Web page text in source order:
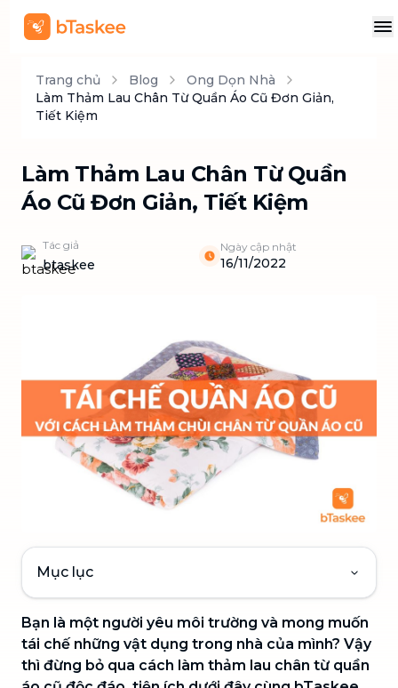
Trang chủ Blog
Ong Dọn Nhà
Làm Thảm Lau Chân Từ Quần Áo Cũ Đơn Giản,
Tiết Kiệm
Làm Thảm Lau Chân Từ Quần
Áo Cũ Đơn Giản, Tiết Kiệm
Tác giả
btaskee
Ngày cập nhật
16/11/2022
Mục lục
Bạn là một người yêu môi trường và mong muốn
tái chế những vật dụng trong nhà của mình? Vậy
thì đừng bỏ qua cách làm thảm lau chân từ quần